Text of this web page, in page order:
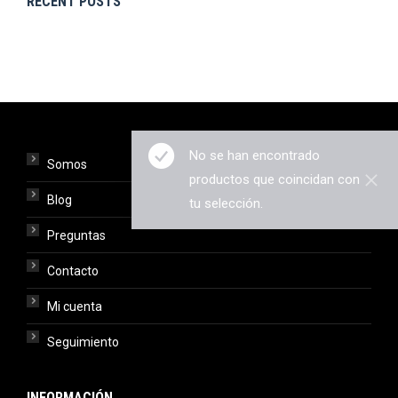
No se han encontrado
productos que coincidan con
tu selección.
Somos
Blog
Preguntas
Contacto
Mi cuenta
Seguimiento